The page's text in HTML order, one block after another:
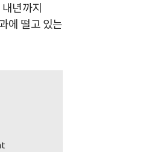
년까지
에 떨고 있는